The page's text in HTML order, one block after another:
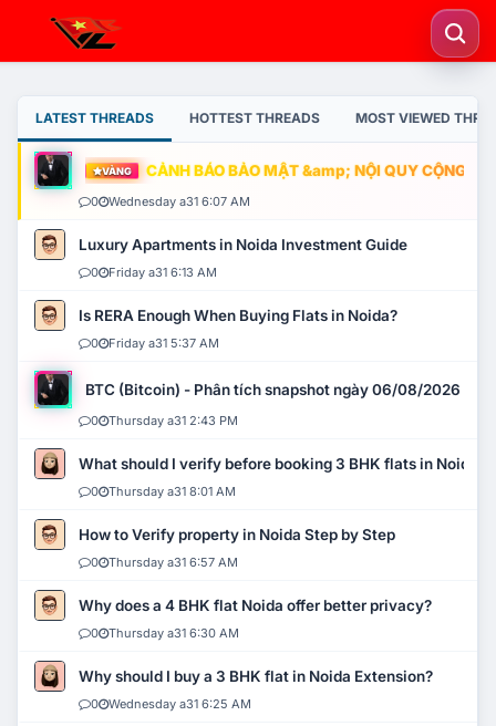
LATEST THREADS HOTTEST THREADS MOST VIEWED
VÀNG CẢNH BÁO BẢO MẬT &amp; NỘI QUY CỘNG
0 Wednesday a31 6:07 AM
Luxury Apartments in Noida Investment Guide
0 Friday a31 6:13 AM
Is RERA Enough When Buying Flats in Noida?
0 Friday a31 5:37 AM
BTC (Bitcoin) - Phân tích snapshot ngày 06/08/2026
0 Thursday a31 2:43 PM
What should I verify before booking 3 BHK flats in Noida?
0 Thursday a31 8:01 AM
How to Verify property in Noida Step by Step
0 Thursday a31 6:57 AM
Why does a 4 BHK flat Noida offer better privacy?
0 Thursday a31 6:30 AM
Why should I buy a 3 BHK flat in Noida Extension?
0 Wednesday a31 6:25 AM